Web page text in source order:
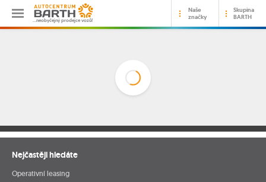
…neobyčejný prodejce vozů!
Naše
značky
Skupina
BARTH
Nejčastěji hledáte
Operativní leasing